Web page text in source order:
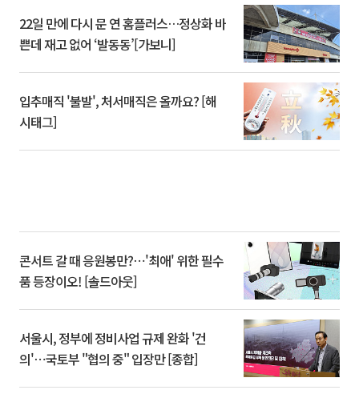
22일 만에 다시 문 연 홈플러스…정상화 바
쁜데 재고 없어 ‘발동동’[가보니]
입추매직 '불발', 처서매직은 올까요? [해
시태그]
콘서트 갈 때 응원봉만?⋯'최애' 위한 필수
품 등장이오! [솔드아웃]
서울시, 정부에 정비사업 규제 완화 '건
의'⋯국토부 "협의 중" 입장만 [종합]